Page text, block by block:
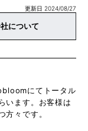
更新日 2024/08/27
について
にてトータル
います。お客様は
方々です。